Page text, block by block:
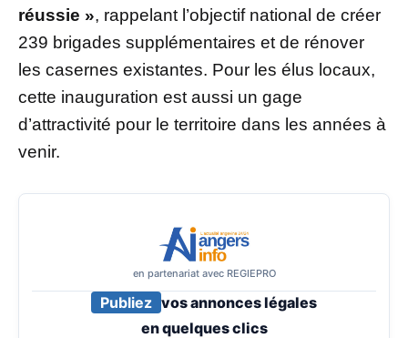
réussie », rappelant l’objectif national de créer
239 brigades supplémentaires et de rénover
les casernes existantes. Pour les élus locaux,
cette inauguration est aussi un gage
d’attractivité pour le territoire dans les années à
venir.
en partenariat avec REGIEPRO
Publiez vos annonces légales
enquelques clics